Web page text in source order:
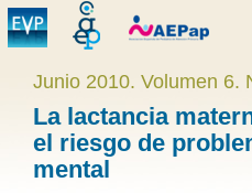
Junio 2010. Volumen 6.
La lactancia
el riesgo de
mental